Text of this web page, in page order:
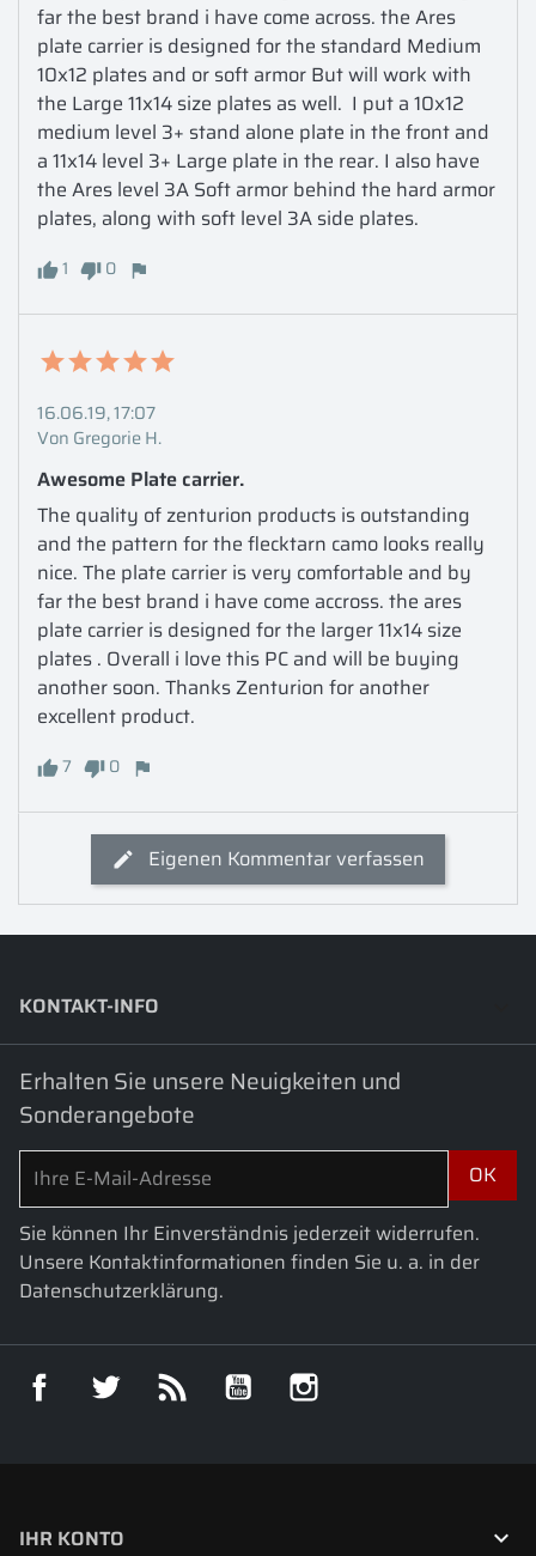
far the best brand i have come across. the Ares
plate carrier is designed for the standard Medium
10x12 plates and or soft armor But will work with
the Large 11x14 size plates as well.  I put a 10x12
medium level 3+ stand alone plate in the front and
a 11x14 level 3+ Large plate in the rear. I also have
the Ares level 3A Soft armor behind the hard armor
plates, along with soft level 3A side plates.
1 0
16.06.19, 17:07
Von Gregorie H.
Awesome Plate carrier.
The quality of zenturion products is outstanding
and the pattern for the flecktarn camo looks really
nice. The plate carrier is very comfortable and by
far the best brand i have come accross. the ares
plate carrier is designed for the larger 11x14 size
plates . Overall i love this PC and will be buying
another soon. Thanks Zenturion for another
excellent product.
7 0
Eigenen Kommentar verfassen
KONTAKT-INFO
Erhalten Sie unsere Neuigkeiten und
Sonderangebote
Sie können Ihr Einverständnis jederzeit widerrufen.
Unsere Kontaktinformationen finden Sie u. a. in der
Datenschutzerklärung.
Facebook Twitter RSS YouTube
IHR KONTO 